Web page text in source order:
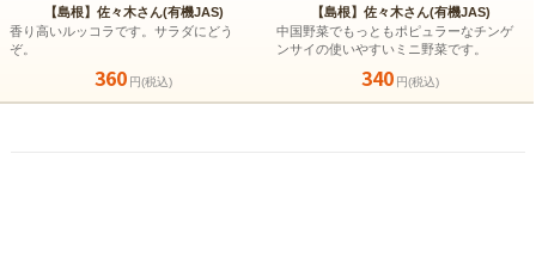
【島根】佐々木さん(有機JAS)
香り高いルッコラです。サラダにどう
ぞ。
360 円(税込)
【島根】佐々木さん(有機JAS)
中国野菜でもっともポピュラーなチンゲ
ンサイの使いやすいミニ野菜です。
340 円(税込)